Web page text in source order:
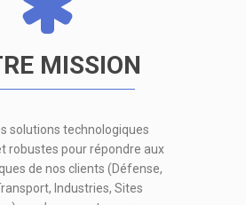
MISSION
solutions technologiques
robustes pour répondre aux
de nos clients (Défense,
Industries, Sites